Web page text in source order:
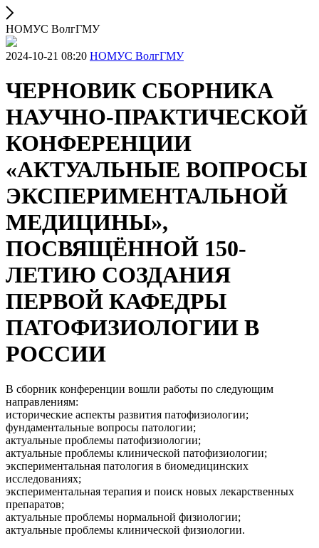
НОМУС ВолгГМУ
2024-10-21 08:20 НОМУС ВолгГМУ
ЧЕРНОВИК СБОРНИКА
НАУЧНО-ПРАКТИЧЕСКОЙ
КОНФЕРЕНЦИИ
«АКТУАЛЬНЫЕ ВОПРОСЫ
ЭКСПЕРИМЕНТАЛЬНОЙ
МЕДИЦИНЫ»,
ПОСВЯЩЁННОЙ 150-
ЛЕТИЮ СОЗДАНИЯ
ПЕРВОЙ КАФЕДРЫ
ПАТОФИЗИОЛОГИИ В
РОССИИ
В сборник конференции вошли работы по следующим
направлениям:
исторические аспекты развития патофизиологии;
фундаментальные вопросы патологии;
актуальные проблемы патофизиологии;
актуальные проблемы клинической патофизиологии;
экспериментальная патология в биомедицинских
исследованиях;
экспериментальная терапия и поиск новых лекарственных
препаратов;
актуальные проблемы нормальной физиологии;
актуальные проблемы клинической физиологии.